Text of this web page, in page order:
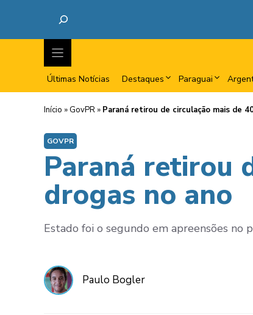
Últimas Notícias Destaques Paraguai
Início » GovPR » Paraná retirou de circulação mais de
GOVPR
Paraná retirou
drogas no ano
Estado foi o segundo em apreensões no
Paulo Bogler